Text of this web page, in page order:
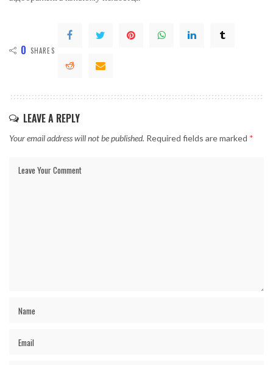
0 SHARES
LEAVE A REPLY
Your email address will not be published. Required fields are marked *